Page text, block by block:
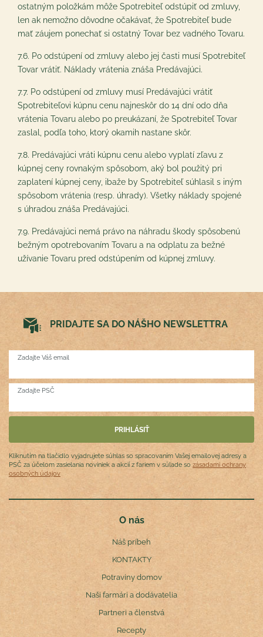
ostatným položkám môže Spotrebiteľ odstúpiť od zmluvy,
len ak nemožno dôvodne očakávať, že Spotrebiteľ bude
mať záujem ponechať si ostatný Tovar bez vadného Tovaru.
7.6. Po odstúpení od zmluvy alebo jej časti musí Spotrebiteľ
Tovar vrátiť. Náklady vrátenia znáša Predávajúci.
7.7. Po odstúpení od zmluvy musí Predávajúci vrátiť
Spotrebiteľovi kúpnu cenu najneskôr do 14 dní odo dňa
vrátenia Tovaru alebo po preukázaní, že Spotrebiteľ Tovar
zaslal, podľa toho, ktorý okamih nastane skôr.
7.8. Predávajúci vráti kúpnu cenu alebo vyplatí zľavu z
kúpnej ceny rovnakým spôsobom, aký bol použitý pri
zaplatení kúpnej ceny, ibaže by Spotrebiteľ súhlasil s iným
spôsobom vrátenia (resp. úhrady). Všetky náklady spojené
s úhradou znáša Predávajúci.
7.9. Predávajúci nemá právo na náhradu škody spôsobenú
bežným opotrebovaním Tovaru a na odplatu za bežné
užívanie Tovaru pred odstúpením od kúpnej zmluvy.
PRIDAJTE SA DO NÁŠHO NEWSLETTRA
Zadajte Váš email
Zadajte PSČ
Kliknutím na tlačidlo vyjadrujete súhlas so spracovaním Vašej emailovej adresy a
PSČ za účelom zasielania noviniek a akcií z fariem v súlade so zásadami ochrany
osobných údajov
O nás
Náš príbeh
KONTAKTY
Potraviny domov
Naši farmári a dodávatelia
Partneri a členstvá
Recepty